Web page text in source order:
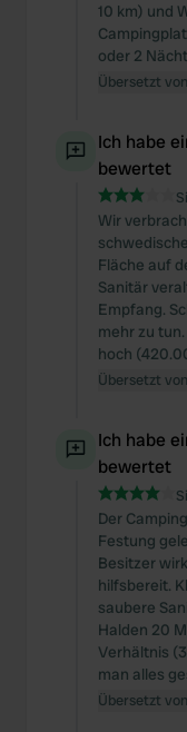
10 km) und
oder 2
Übersetzt
Ich habe
bewertet
Wir
Fläche auf
Sanitär
Empfang.
mehr zu
hoch
Übersetzt
Ich habe
bewertet
Der
Festung
Besitzer
hilfsbereit.
saubere
Halden 20
Verhältnis
man alles
Übersetzt